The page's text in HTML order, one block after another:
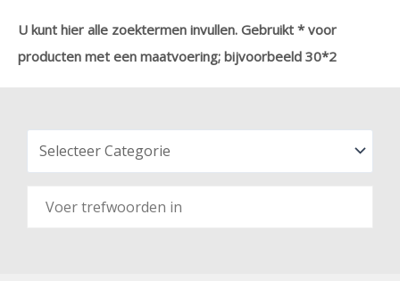
U kunt hier alle zoektermen invullen. Gebruikt * voor
producten met een maatvoering; bijvoorbeeld 30*2